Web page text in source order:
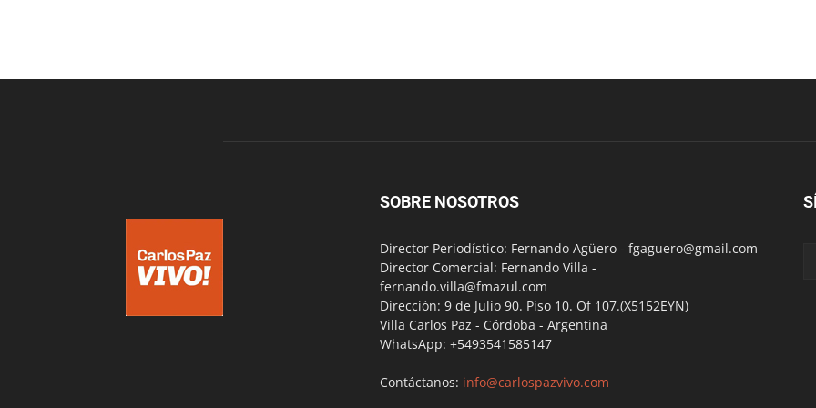
SOBRE NOSOTROS
Director Periodístico: Fernando Agüero - fgaguero@gmail.com
Director Comercial: Fernando Villa -
fernando.villa@fmazul.com
Dirección: 9 de Julio 90. Piso 10. Of 107.(X5152EYN)
Villa Carlos Paz - Córdoba - Argentina
WhatsApp: +5493541585147
Contáctanos: info@carlospazvivo.com